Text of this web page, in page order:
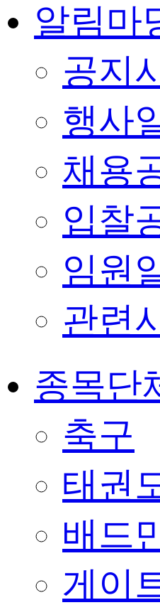
알림마
공지
행사
채용
입찰
임원
관련
종목단
축구
태권
배드
게이